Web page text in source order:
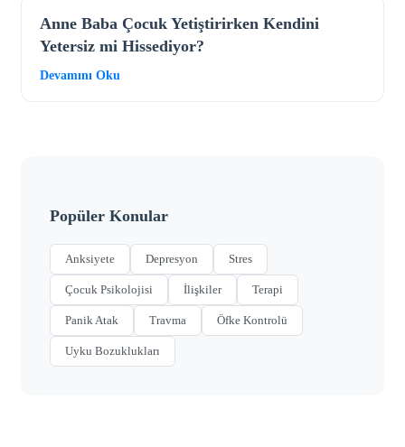
Anne Baba Çocuk Yetiştirirken Kendini
Yetersiz mi Hissediyor?
Devamını Oku
Popüler Konular
Anksiyete Depresyon Stres
Çocuk Psikolojisi İlişkiler Terapi
Panik Atak Travma Öfke Kontrolü
Uyku Bozuklukları